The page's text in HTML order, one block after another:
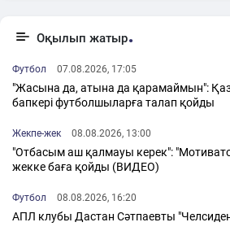
Оқылып жатыр
Футбол 07.08.2026, 17:05
"Жасына да, атына да қарамаймын":
бапкері футболшыларға талап қойды
Жекпе-жек 08.08.2026, 13:00
"Отбасым аш қалмауы керек":
жекке баға қойды (ВИДЕО)
Футбол 08.08.2026, 16:20
АПЛ клубы Дастан Сәтпаевты